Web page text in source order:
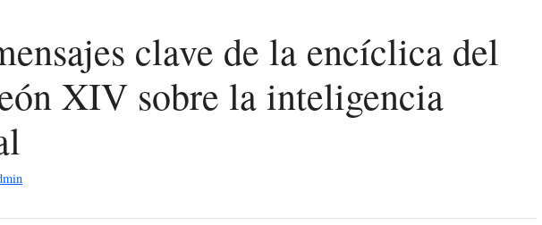
clave de la encíclica del
XIV sobre la inteligencia